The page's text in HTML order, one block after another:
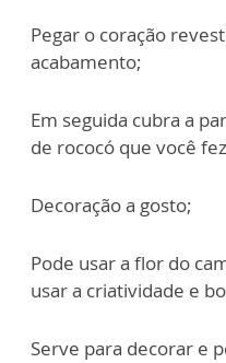
Pegar o coração
acabamento;
Em seguida cubra a
de rococó que você
Decoração a gosto;
Pode usar a flor do
usar a criatividade e
Serve para decorar e